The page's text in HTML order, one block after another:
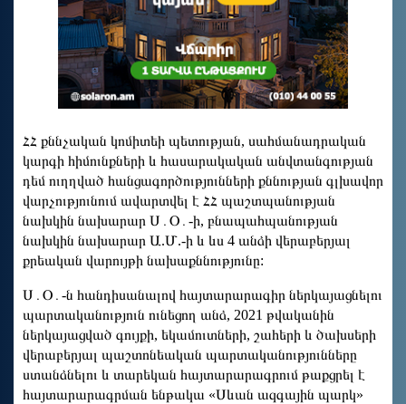
ՀՀ քննչական կոմիտեի պետության, սահմանադրական
կարգի հիմունքների և հասարակական անվտանգության
դեմ ուղղված հանցագործությունների քննության գլխավոր
վարչությունում ավարտվել է ՀՀ պաշտպանության
նախկին նախարար Ս․Օ․-ի, բնապահպանության
նախկին նախարար Ա.Մ.-ի և ևս 4 անձի վերաբերյալ
քրեական վարույթի նախաքննությունը:
Ս․Օ․-ն հանդիսանալով հայտարարագիր ներկայացնելու
պարտականություն ունեցող անձ, 2021 թվականին
ներկայացված գույքի, եկամուտների, շահերի և ծախսերի
վերաբերյալ պաշտոնեական պարտականությունները
ստանձնելու և տարեկան հայտարարագրում թաքցրել է
հայտարարագրման ենթակա «Սևան ազգային պարկ»